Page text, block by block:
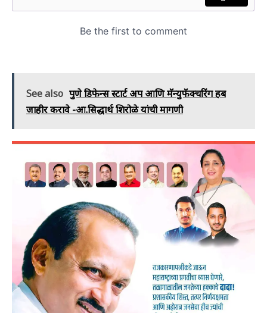
See also पुणे डिफेन्स स्टार्ट अप आणि मॅन्युफॅक्चरिंग हब
जाहीर करावे -आ.सिद्धार्थ शिरोळे यांची मागणी